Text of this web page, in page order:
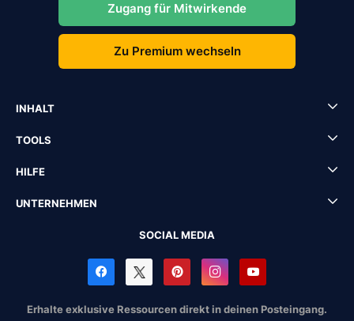
Zugang für Mitwirkende
Zu Premium wechseln
INHALT
TOOLS
HILFE
UNTERNEHMEN
SOCIAL MEDIA
Erhalte exklusive Ressourcen direkt in deinen Posteingang.